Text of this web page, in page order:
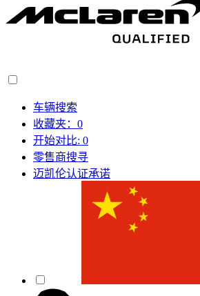
车辆搜索
收藏夹： 0
开始对比: 0
零售商搜寻
迈凯伦认证承诺